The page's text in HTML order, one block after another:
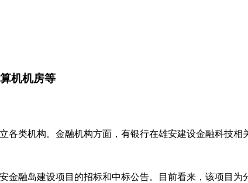
机机房等
类机构。金融机构方面，有银行在雄安建设金融科技相
融岛建设项目的招标和中标公告。目前看来，该项目为